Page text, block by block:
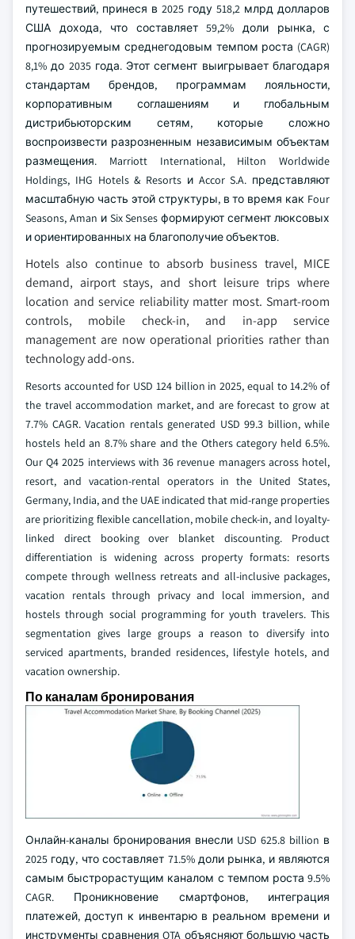
путешествий, принеся в 2025 году 518,2 млрд долларов
США дохода, что составляет 59,2% доли рынка, с
прогнозируемым среднегодовым темпом роста (CAGR)
8,1% до 2035 года. Этот сегмент выигрывает благодаря
стандартам брендов, программам лояльности,
корпоративным соглашениям и глобальным
дистрибьюторским сетям, которые сложно
воспроизвести разрозненным независимым объектам
размещения. Marriott International, Hilton Worldwide
Holdings, IHG Hotels & Resorts и Accor S.A. представляют
масштабную часть этой структуры, в то время как Four
Seasons, Aman и Six Senses формируют сегмент люксовых
и ориентированных на благополучие объектов.
Hotels also continue to absorb business travel, MICE
demand, airport stays, and short leisure trips where
location and service reliability matter most. Smart-room
controls, mobile check-in, and in-app service
management are now operational priorities rather than
technology add-ons.
Resorts accounted for USD 124 billion in 2025, equal to 14.2% of
the travel accommodation market, and are forecast to grow at
7.7% CAGR. Vacation rentals generated USD 99.3 billion, while
hostels held an 8.7% share and the Others category held 6.5%.
Our Q4 2025 interviews with 36 revenue managers across hotel,
resort, and vacation-rental operators in the United States,
Germany, India, and the UAE indicated that mid-range properties
are prioritizing flexible cancellation, mobile check-in, and loyalty-
linked direct booking over blanket discounting. Product
differentiation is widening across property formats: resorts
compete through wellness retreats and all-inclusive packages,
vacation rentals through privacy and local immersion, and
hostels through social programming for youth travelers. This
segmentation gives large groups a reason to diversify into
serviced apartments, branded residences, lifestyle hotels, and
vacation ownership.
По каналам бронирования
Онлайн-каналы бронирования внесли USD 625.8 billion в
2025 году, что составляет 71.5% доли рынка, и являются
самым быстрорастущим каналом с темпом роста 9.5%
CAGR. Проникновение смартфонов, интеграция
платежей, доступ к инвентарю в реальном времени и
инструменты сравнения OTA объясняют большую часть